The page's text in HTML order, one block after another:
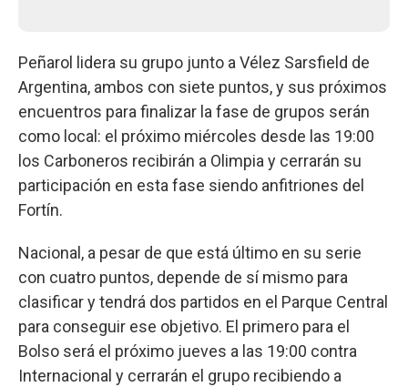
Peñarol lidera su grupo junto a Vélez Sarsfield de
Argentina, ambos con siete puntos, y sus próximos
encuentros para finalizar la fase de grupos serán
como local: el próximo miércoles desde las 19:00
los Carboneros recibirán a Olimpia y cerrarán su
participación en esta fase siendo anfitriones del
Fortín.
Nacional, a pesar de que está último en su serie
con cuatro puntos, depende de sí mismo para
clasificar y tendrá dos partidos en el Parque Central
para conseguir ese objetivo. El primero para el
Bolso será el próximo jueves a las 19:00 contra
Internacional y cerrarán el grupo recibiendo a